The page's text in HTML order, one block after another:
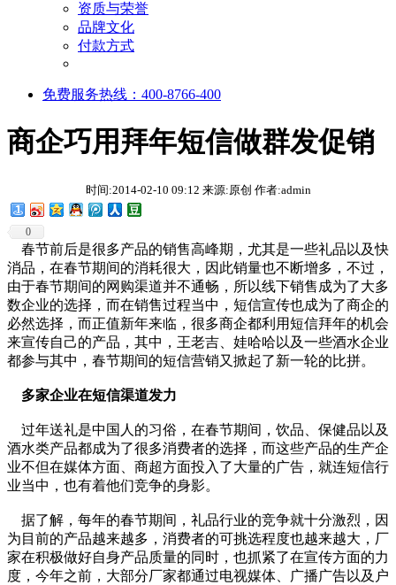
资质与荣誉
品牌文化
付款方式
免费服务热线：400-8766-400
商企巧用拜年短信做群发促销
时间:2014-02-10 09:12 来源:原创 作者:admin
0
春节前后是很多产品的销售高峰期，尤其是一些礼品以及快
消品，在春节期间的消耗很大，因此销量也不断增多，不过，
由于春节期间的网购渠道并不通畅，所以线下销售成为了大多
数企业的选择，而在销售过程当中，短信宣传也成为了商企的
必然选择，而正值新年来临，很多商企都利用短信拜年的机会
来宣传自己的产品，其中，王老吉、娃哈哈以及一些酒水企业
都参与其中，春节期间的短信营销又掀起了新一轮的比拼。
多家企业在短信渠道发力
过年送礼是中国人的习俗，在春节期间，饮品、保健品以及
酒水类产品都成为了很多消费者的选择，而这些产品的生产企
业不但在媒体方面、商超方面投入了大量的广告，就连短信行
业当中，也有着他们竞争的身影。
据了解，每年的春节期间，礼品行业的竞争就十分激烈，因
为目前的产品越来越多，消费者的可挑选程度也越来越大，厂
家在积极做好自身产品质量的同时，也抓紧了在宣传方面的力
度，今年之前，大部分厂家都通过电视媒体、广播广告以及户